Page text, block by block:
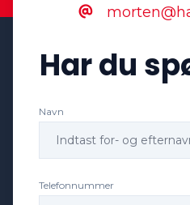
Har du
Navn
Telefonnummer